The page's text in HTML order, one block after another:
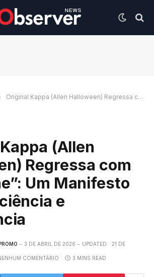
Original Kappa (Allen Halloween) Regressa com “Babilone”: Um Manifesto de Consciência e Resistência
(Allen
Regressa com
Um Manifesto
e
3 DE ABRIL DE 2026 UPDATED: 21 DE
COMENTÁRIO 3 MINS READ